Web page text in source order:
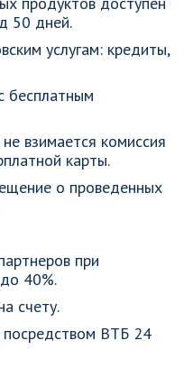
50 дней.
услугам: кредиты,
бесплатным
взимается комиссия
карты.
о проведенных
при
40%.
счету.
ВТБ 24